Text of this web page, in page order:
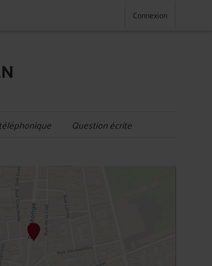
Connexion
Question écrite